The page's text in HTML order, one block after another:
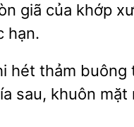
giã của khớp
hét
buông
sau, khuôn mặt